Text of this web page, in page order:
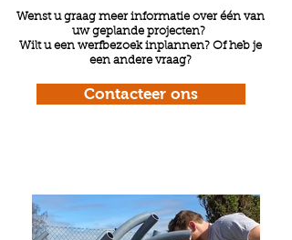
Wenst u graag meer informatie over één van
uw geplande projecten?
Wilt u een werfbezoek inplannen? Of heb je
een andere vraag?
Contacteer ons